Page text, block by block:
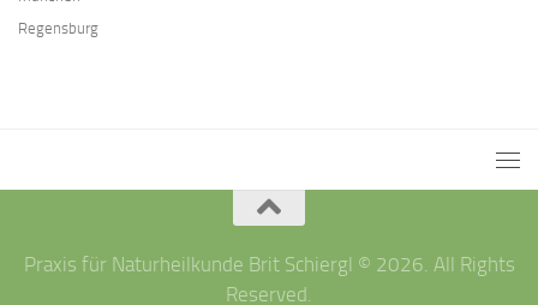
Regensburg
Praxis für Naturheilkunde Brit Schiergl © 2026. All Rights
Reserved.